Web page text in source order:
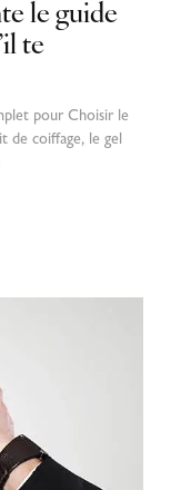
le guide
te
pour Choisir le
de coiffage, le gel